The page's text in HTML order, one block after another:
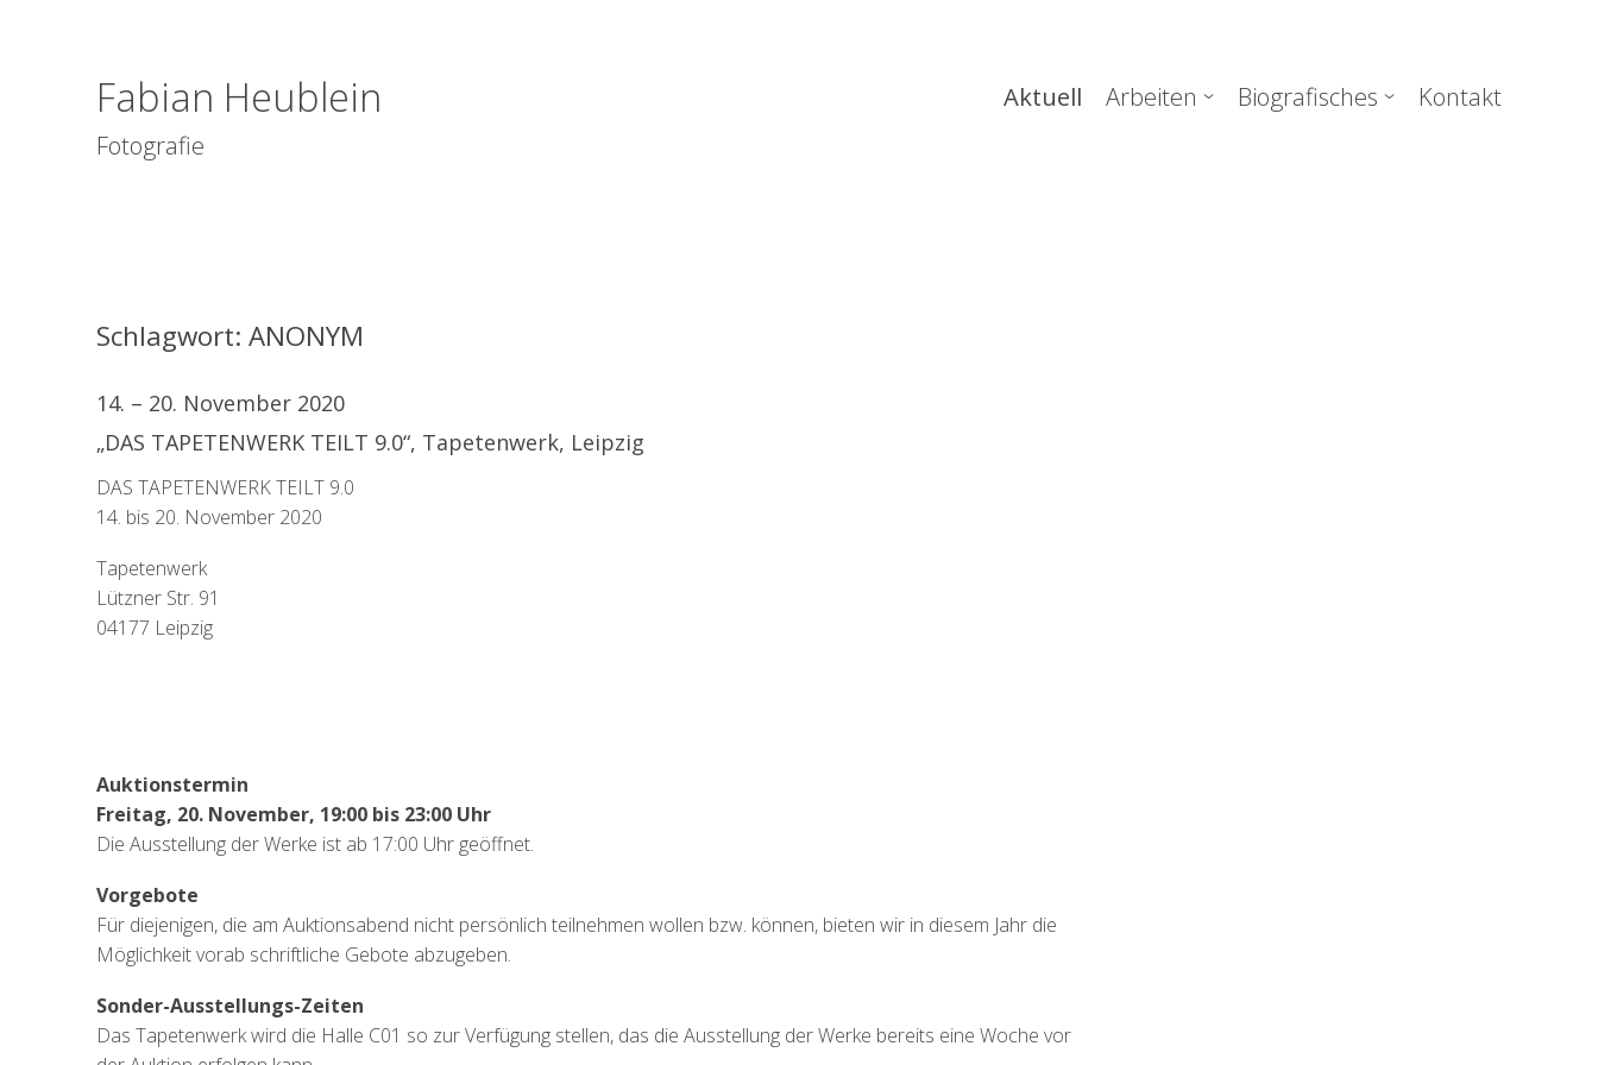
Fabian Heublein
Fotografie
Hauptnavigation
Aktuell Arbeiten Biografisches Kontakt
Schlagwort: ANONYM
14. – 20. November 2020
„DAS TAPETENWERK TEILT 9.0“, Tapetenwerk, Leipzig
DAS TAPETENWERK TEILT 9.0
14. bis 20. November 2020
Tapetenwerk
Lützner Str. 91
04177 Leipzig
Auktionstermin
Freitag, 20. November, 19:00 bis 23:00 Uhr
Die Ausstellung der Werke ist ab 17:00 Uhr geöffnet.
Vorgebote
Für diejenigen, die am Auktionsabend nicht persönlich teilnehmen wollen bzw. können, bieten wir in diesem Jahr die
Möglichkeit vorab schriftliche Gebote abzugeben.
Sonder-Ausstellungs-Zeiten
Das Tapetenwerk wird die Halle C01 so zur Verfügung stellen, das die Ausstellung der Werke bereits eine Woche vor